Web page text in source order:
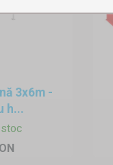
3x6m -
h...